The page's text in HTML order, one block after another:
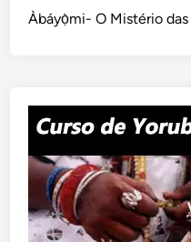
Àbáyọ̀mi- O Mistério